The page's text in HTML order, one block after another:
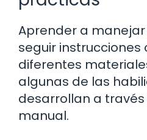
Aprender a
seguir
diferentes
algunas de las
desarrollan a
manual.